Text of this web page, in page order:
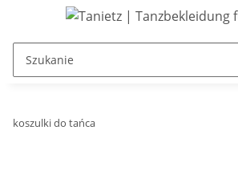
koszulki do tańca